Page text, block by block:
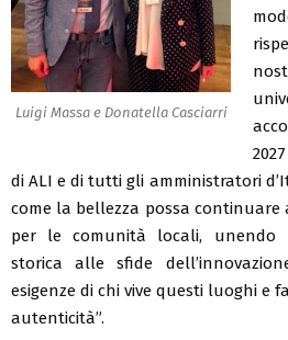
Luigi Massa e Donatella Casciarri
di ALI e di tutti gli amministratori
come la bellezza possa continuare
per le comunità locali, unendo
storica alle sfide
esigenze di chi vive questi luoghi e
autenticità”.